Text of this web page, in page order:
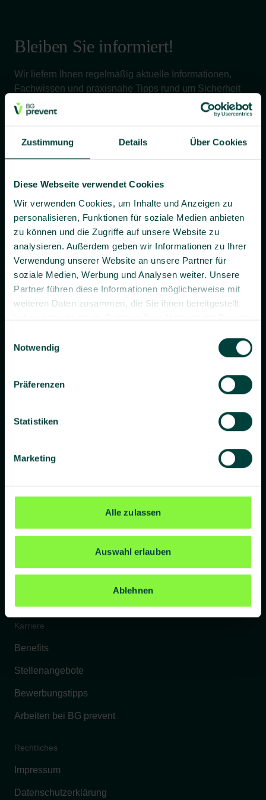
Zustimmung Details Über Cookies
Diese Webseite verwendet Cookies
Wir verwenden Cookies, um Inhalte und Anzeigen zu
personalisieren, Funktionen für soziale Medien anbieten
zu können und die Zugriffe auf unsere Website zu
analysieren. Außerdem geben wir Informationen zu Ihrer
Verwendung unserer Website an unsere Partner für
soziale Medien, Werbung und Analysen weiter. Unsere
Partner führen diese Informationen möglicherweise mit
weiteren Daten zusammen, die Sie ihnen bereitgestellt
haben oder die sie im Rahmen Ihrer Nutzung der Dienste
Notwendig
Präferenzen
Statistiken
Marketing
Alle zulassen
Auswahl erlauben
Ablehnen
Bleiben Sie informiert!
Wir liefern Ihnen regelmäßig aktuelle Informationen,
Fachwissen und praxisnahe Tipps rund um Sicherheit
und Gesundheit bei der Arbeit – verständlich, relevant
und zuverlässig.
Ja, ich willige bis auf Widerruf ein, dass BG prevent mir
zusenden darf.
Es gilt unsereDatenschutzerklärung.
Blog
Lieferanten
Kontakt
Karriere
Benefits
Stellenangebote
Bewerbungstipps
Arbeiten bei BG prevent
Rechtliches
Impressum
Datenschutzerklärung